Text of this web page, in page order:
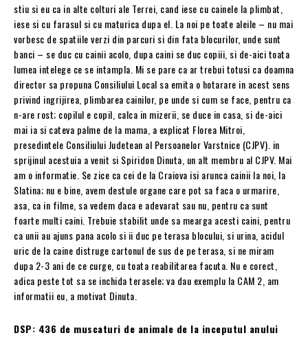
stiu si eu ca in alte colturi ale Terrei, cand iese cu cainele la plimbat,
iese si cu farasul si cu maturica dupa el. La noi pe toate aleile – nu mai
vorbesc de spatiile verzi din parcuri si din fata blocurilor, unde sunt
banci – se duc cu cainii acolo, dupa caini se duc copiii, si de-aici toata
lumea intelege ce se intampla. Mi se pare ca ar trebui totusi ca doamna
director sa propuna Consiliului Local sa emita o hotarare in acest sens
privind ingrijirea, plimbarea cainilor, pe unde si cum se face, pentru ca
n-are rost; copilul e copil, calca in mizerii, se duce in casa, si de-aici
mai ia si cateva palme de la mama, a explicat Florea Mitroi,
presedintele Consiliului Judetean al Persoanelor Varstnice (CJPV). in
sprijinul acestuia a venit si Spiridon Dinuta, un alt membru al CJPV. Mai
am o informatie. Se zice ca cei de la Craiova isi arunca cainii la noi, la
Slatina; nu e bine, avem destule organe care pot sa faca o urmarire,
asa, ca in filme, sa vedem daca e adevarat sau nu, pentru ca sunt
foarte multi caini. Trebuie stabilit unde sa mearga acesti caini, pentru
ca unii au ajuns pana acolo si ii duc pe terasa blocului, si urina, acidul
uric de la caine distruge cartonul de sus de pe terasa, si ne miram
dupa 2-3 ani de ce curge, cu toata reabilitarea facuta. Nu e corect,
adica peste tot sa se inchida terasele; va dau exemplu la CAM 2, am
informatii eu, a motivat Dinuta.
DSP: 436 de muscaturi de animale de la inceputul anului